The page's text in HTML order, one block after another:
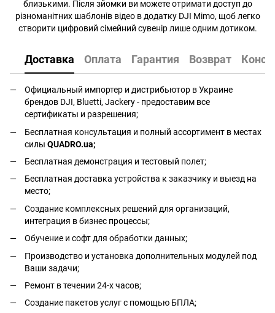
близькими. Після зйомки ви можете отримати доступ до
різноманітних шаблонів відео в додатку DJI Mimo, щоб легко
створити цифровий сімейний сувенір лише одним дотиком.
Доставка Оплата Гарантия Возврат
Официальный импортер и дистрибьютор в Украине
брендов DJI, Bluetti, Jackery - предоставим все
сертификаты и разрешения;
Бесплатная консультация и полный ассортимент в местах
силы QUADRO.ua;
Бесплатная демонстрация и тестовый полет;
Бесплатная доставка устройства к заказчику и выезд на
место;
Создание комплексных решений для организаций,
интеграция в бизнес процессы;
Обучение и софт для обработки данных;
Производство и установка дополнительных модулей под
Ваши задачи;
Ремонт в течении 24-х часов;
Создание пакетов услуг с помощью БПЛА;